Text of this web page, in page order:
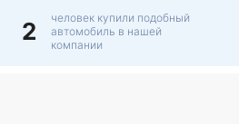
2
человек купили подобный
автомобиль в нашей
компании